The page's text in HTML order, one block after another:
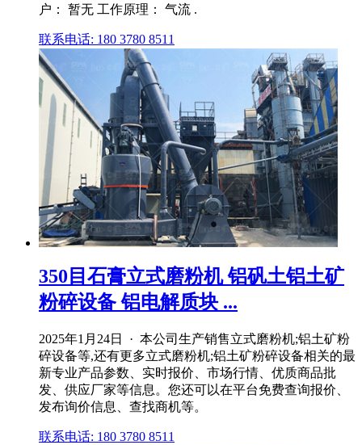
户： 暂无 工作原理： 气流 .
联系电话: 180 3780 8511
350目石膏立式磨粉机 铝矾土铝土矿
粉碎设备 铝电解质块 ...
2025年1月24日 · 本公司生产销售立式磨粉机;铝土矿粉
碎设备等,还有更多立式磨粉机;铝土矿粉碎设备相关的最
新专业产品参数、实时报价、市场行情、优质商品批
发、供应厂家等信息。您还可以在平台免费查询报价、
发布询价信息、查找商机等。
联系电话: 180 3780 8511